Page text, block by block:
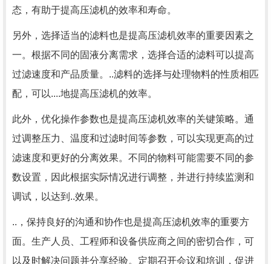
态，有助于提高压滤机的效率和寿命。
另外，选择适当的滤料也是提高压滤机效率的重要因素之
一。根据不同的固液分离需求，选择合适的滤料可以提高
过滤速度和产品质量。..滤料的选择与处理物料的性质相匹
配，可以....地提高压滤机的效率。
此外，优化操作参数也是提高压滤机效率的关键策略。通
过调整压力、温度和过滤时间等参数，可以实现更高的过
滤速度和更好的分离效果。不同的物料可能需要不同的参
数设置，因此根据实际情况进行调整，并进行持续监测和
调试，以达到..效果。
..，保持良好的沟通和协作也是提高压滤机效率的重要方
面。生产人员、工程师和设备供应商之间的密切合作，可
以及时解决问题并分享经验。定期召开会议和培训，促进